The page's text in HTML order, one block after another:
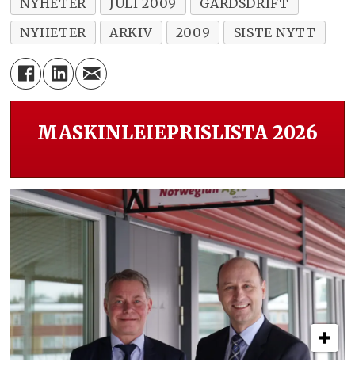
NYHETER
ARKIV 2009 SISTE NYTT
MASKINLEIEPRISLISTA 2026